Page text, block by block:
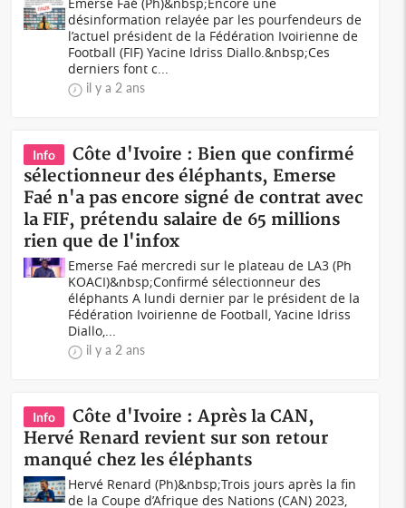
désinformation relayée par les pourfendeurs de
l’actuel président de la Fédération Ivoirienne de
Football (FIF) Yacine Idriss Diallo.&nbsp;Ces
derniers font c...
il y a 2 ans
Info
Côte d'Ivoire : Bien que confirmé
sélectionneur des éléphants, Emerse
Faé n'a pas encore signé de contrat avec
la FIF, prétendu salaire de 65 millions
rien que de l'infox
Emerse Faé mercredi sur le plateau de LA3 (Ph
KOACI)&nbsp;Confirmé sélectionneur des
éléphants A lundi dernier par le président de la
Fédération Ivoirienne de Football, Yacine Idriss
Diallo,...
il y a 2 ans
Info
Côte d'Ivoire : Après la CAN,
Hervé Renard revient sur son retour
manqué chez les éléphants
Hervé Renard (Ph)&nbsp;Trois jours après la fin
de la Coupe d’Afrique des Nations (CAN) 2023,